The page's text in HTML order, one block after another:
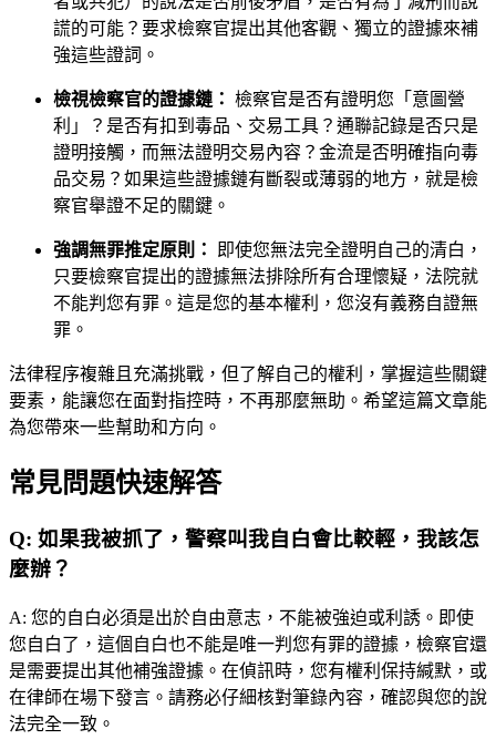
謊的可能？要求檢察官提出其他客觀、獨立的證據來補
強這些證詞。
檢視檢察官的證據鏈： 檢察官是否有證明您「意圖營
利」？是否有扣到毒品、交易工具？通聯記錄是否只是
證明接觸，而無法證明交易內容？金流是否明確指向毒
品交易？如果這些證據鏈有斷裂或薄弱的地方，就是檢
察官舉證不足的關鍵。
強調無罪推定原則：
即使您無法完全證明自己的清白，
只要檢察官提出的證據無法排除所有合理懷疑，法院就
不能判您有罪。這是您的基本權利，您沒有義務自證無
罪。
法律程序複雜且充滿挑戰，但了解自己的權利，掌握這些關鍵
要素，能讓您在面對指控時，不再那麼無助。希望這篇文章能
為您帶來一些幫助和方向。
常見問題快速解答
Q: 如果我被抓了，警察叫我自白會比較輕，我該怎
麼辦？
A: 您的自白必須是出於自由意志，不能被強迫或利誘。即使
您自白了，這個自白也不能是唯一判您有罪的證據，檢察官還
是需要提出其他補強證據。在偵訊時，您有權利保持緘默，或
在律師在場下發言。請務必仔細核對筆錄內容，確認與您的說
法完全一致。